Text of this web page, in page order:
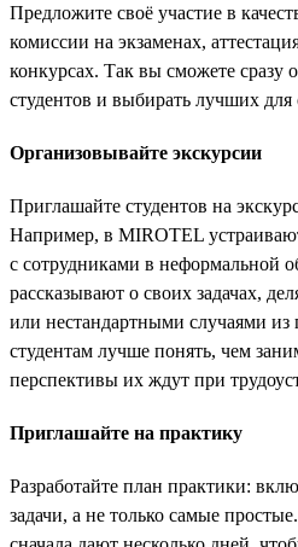
Предложите своё участие в
комиссии на экзаменах,
конкурсах. Так вы сможете сразу
студентов и выбирать лучших
Организовывайте экскурсии
Приглашайте студентов на
Например, в MIROTEL
с сотрудниками в неформальной
рассказывают о своих задачах,
или нестандартными случаями из
студентам лучше понять, чем
перспективы их ждут при
Приглашайте на практику
Разработайте план практики:
задачи, а не только самые